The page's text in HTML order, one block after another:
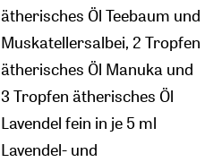
ätherisches Öl Teebaum und
Muskatellersalbei, 2 Tropfen
ätherisches Öl Manuka und
3 Tropfen ätherisches Öl
Lavendel fein in je 5 ml
Lavendel- und